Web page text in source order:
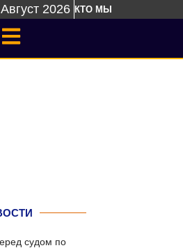
2026 КТО МЫ
судом по